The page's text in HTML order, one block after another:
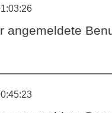
angemeldete